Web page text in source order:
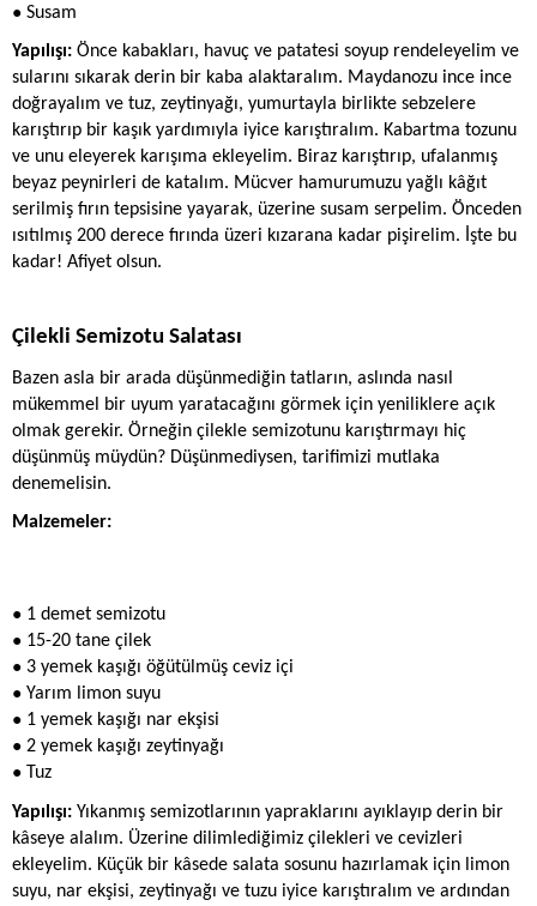
● Susam
Yapılışı: Önce kabakları, havuç ve patatesi soyup rendeleyelim ve
sularını sıkarak derin bir kaba alaktaralım. Maydanozu ince ince
doğrayalım ve tuz, zeytinyağı, yumurtayla birlikte sebzelere
karıştırıp bir kaşık yardımıyla iyice karıştıralım. Kabartma tozunu
ve unu eleyerek karışıma ekleyelim. Biraz karıştırıp, ufalanmış
beyaz peynirleri de katalım. Mücver hamurumuzu yağlı kâğıt
serilmiş fırın tepsisine yayarak, üzerine susam serpelim. Önceden
ısıtılmış 200 derece fırında üzeri kızarana kadar pişirelim. İşte bu
kadar! Afiyet olsun.
Çilekli Semizotu Salatası
Bazen asla bir arada düşünmediğin tatların, aslında nasıl
mükemmel bir uyum yaratacağını görmek için yeniliklere açık
olmak gerekir. Örneğin çilekle semizotunu karıştırmayı hiç
düşünmüş müydün? Düşünmediysen, tarifimizi mutlaka
denemelisin.
Malzemeler:
● 1 demet semizotu
● 15-20 tane çilek
● 3 yemek kaşığı öğütülmüş ceviz içi
● Yarım limon suyu
● 1 yemek kaşığı nar ekşisi
● 2 yemek kaşığı zeytinyağı
● Tuz
Yapılışı: Yıkanmış semizotlarının yapraklarını ayıklayıp derin bir
kâseye alalım. Üzerine dilimlediğimiz çilekleri ve cevizleri
ekleyelim. Küçük bir kâsede salata sosunu hazırlamak için limon
suyu, nar ekşisi, zeytinyağı ve tuzu iyice karıştıralım ve ardından